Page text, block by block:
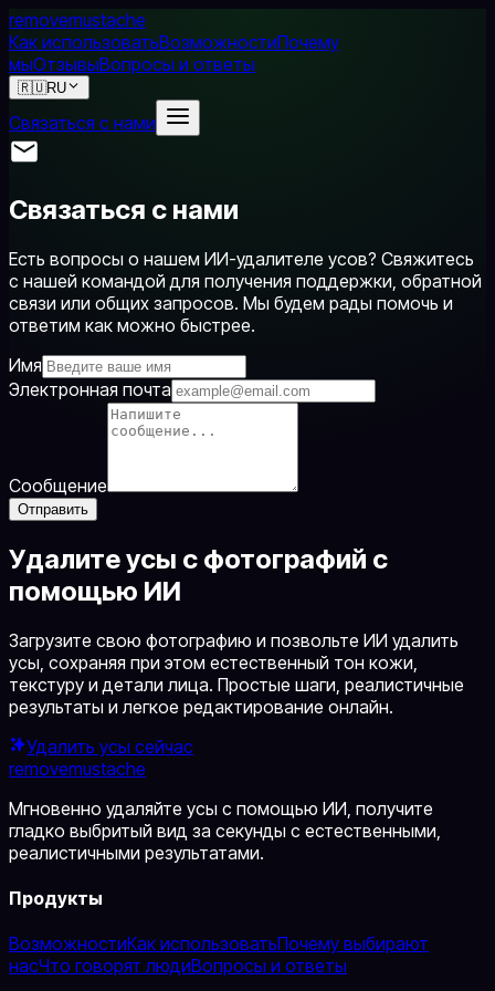
removemustache
Как использоватьВозможностиПочему
мыОтзывыВопросы и ответы
🇷🇺RU
Связаться с нами
Связаться с нами
Есть вопросы о нашем ИИ-удалителе усов? Свяжитесь
с нашей командой для получения поддержки, обратной
связи или общих запросов. Мы будем рады помочь и
ответим как можно быстрее.
Имя
Электронная почта
Сообщение
Отправить
Удалите усы с фотографий с
помощью ИИ
Загрузите свою фотографию и позвольте ИИ удалить
усы, сохраняя при этом естественный тон кожи,
текстуру и детали лица. Простые шаги, реалистичные
результаты и легкое редактирование онлайн.
Удалить усы сейчас
removemustache
Мгновенно удаляйте усы с помощью ИИ, получите
гладко выбритый вид за секунды с естественными,
реалистичными результатами.
Продукты
ВозможностиКак использоватьПочему выбирают
насЧто говорят людиВопросы и ответы